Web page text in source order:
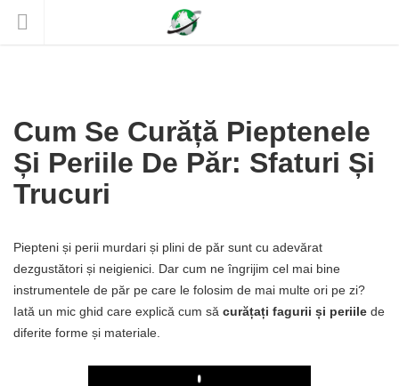
Cum Se Curăță Pieptenele
Și Periile De Păr: Sfaturi Și
Trucuri
Piepteni și perii murdari și plini de păr sunt cu adevărat
dezgustători și neigienici. Dar cum ne îngrijim cel mai bine
instrumentele de păr pe care le folosim de mai multe ori pe zi?
Iată un mic ghid care explică cum să curățați fagurii și periile de
diferite forme și materiale.